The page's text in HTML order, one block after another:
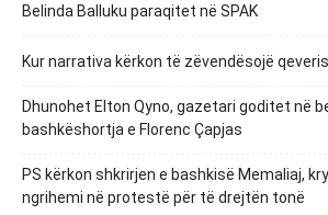
Belinda Balluku paraqitet në SPAK
Kur narrativa kërkon të zëvendësojë
Dhunohet Elton Qyno, gazetari goditet në
bashkëshortja e Florenc Çapjas
PS kërkon shkrirjen e bashkisë Memaliaj,
ngrihemi në protestë për të drejtën tonë